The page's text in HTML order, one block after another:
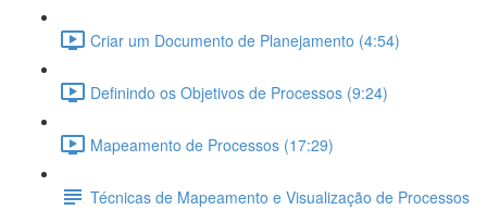
Criar um Documento de Planejamento (4:54)
Definindo os Objetivos de Processos (9:24)
Mapeamento de Processos (17:29)
Técnicas de Mapeamento e Visualização de Processos